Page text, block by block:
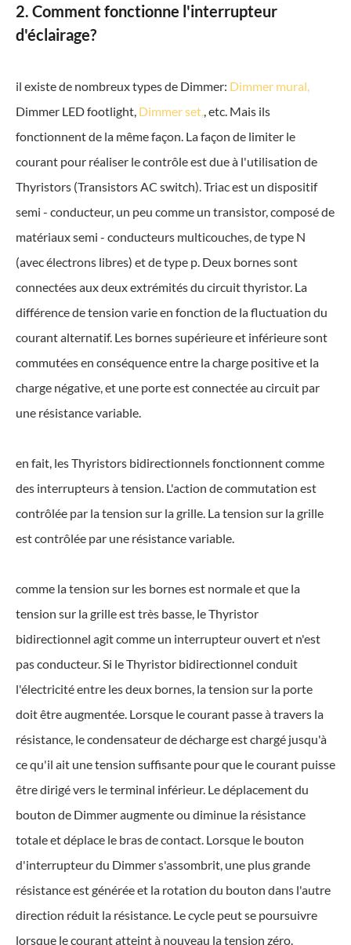
2. Comment fonctionne l'interrupteur
d'éclairage?
il existe de nombreux types de Dimmer: Dimmer mural,
Dimmer LED footlight, Dimmer set,, etc. Mais ils
fonctionnent de la même façon. La façon de limiter le
courant pour réaliser le contrôle est due à l'utilisation de
Thyristors (Transistors AC switch). Triac est un dispositif
semi - conducteur, un peu comme un transistor, composé de
matériaux semi - conducteurs multicouches, de type N
(avec électrons libres) et de type p. Deux bornes sont
connectées aux deux extrémités du circuit thyristor. La
différence de tension varie en fonction de la fluctuation du
courant alternatif. Les bornes supérieure et inférieure sont
commutées en conséquence entre la charge positive et la
charge négative, et une porte est connectée au circuit par
une résistance variable.
en fait, les Thyristors bidirectionnels fonctionnent comme
des interrupteurs à tension. L'action de commutation est
contrôlée par la tension sur la grille. La tension sur la grille
est contrôlée par une résistance variable.
comme la tension sur les bornes est normale et que la
tension sur la grille est très basse, le Thyristor
bidirectionnel agit comme un interrupteur ouvert et n'est
pas conducteur. Si le Thyristor bidirectionnel conduit
l'électricité entre les deux bornes, la tension sur la porte
doit être augmentée. Lorsque le courant passe à travers la
résistance, le condensateur de décharge est chargé jusqu'à
ce qu'il ait une tension suffisante pour que le courant puisse
être dirigé vers le terminal inférieur. Le déplacement du
bouton de Dimmer augmente ou diminue la résistance
totale et déplace le bras de contact. Lorsque le bouton
d'interrupteur du Dimmer s'assombrit, une plus grande
résistance est générée et la rotation du bouton dans l'autre
direction réduit la résistance. Le cycle peut se poursuivre
lorsque le courant atteint à nouveau la tension zéro.